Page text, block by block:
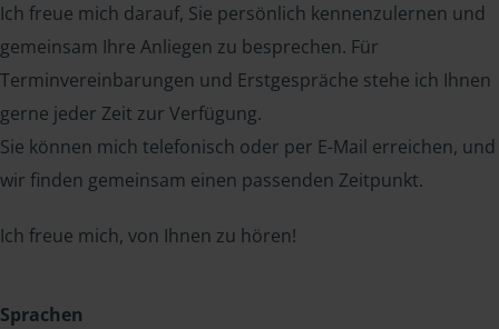
Ich freue mich darauf, Sie persönlich kennenzulernen und
gemeinsam Ihre Anliegen zu besprechen. Für
Terminvereinbarungen und Erstgespräche stehe ich Ihnen
gerne jeder Zeit zur Verfügung.
Sie können mich telefonisch oder per E-Mail erreichen, und
wir finden gemeinsam einen passenden Zeitpunkt.
Ich freue mich, von Ihnen zu hören!
Sprachen